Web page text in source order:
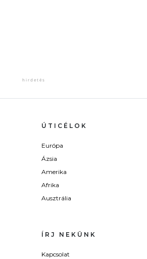
ÚTICÉLOK
Európa
Ázsia
Amerika
Afrika
Ausztrália
ÍRJ NEKÜNK
Kapcsolat